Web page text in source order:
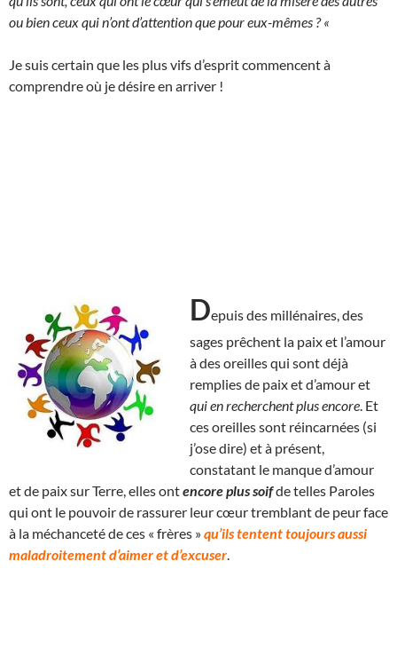
ou bien ceux qui n’ont d’attention que pour eux-mêmes ? «
Je suis certain que les plus vifs d’esprit commencent à
comprendre où je désire en arriver !
Depuis des millénaires, des
sages prêchent la paix et l’amour
à des oreilles qui sont déjà
remplies de paix et d’amour et
qui en recherchent plus encore . Et
ces oreilles sont réincarnées (si
j’ose dire) et à présent,
constatant le manque d’amour
et de paix sur Terre, elles ontencore plus soifde telles Paroles
qui ont le pouvoir de rassurer leur cœur tremblant de peur face
à la méchanceté de ces « frères »qu’ils tentent toujours aussi
maladroitement d’aimer et d’excuser